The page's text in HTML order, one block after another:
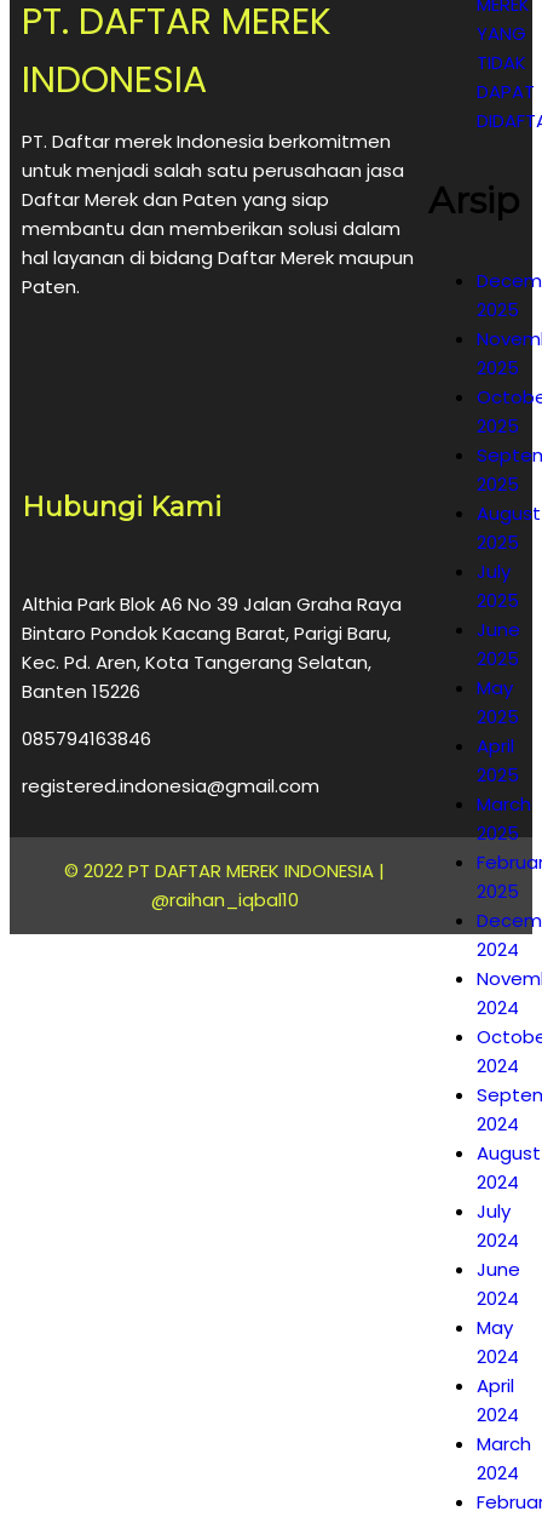
YANG
TIDAK
DAPAT
Arsip
2025
2025
2025
2025
August
2025
July
2025
June
2025
May
2025
April
2025
March
2025
2025
2024
2024
2024
2024
August
2024
July
2024
June
2024
May
2024
April
2024
March
2024
PT. DAFTAR MEREK
INDONESIA
PT. Daftar merek Indonesia berkomitmen
untuk menjadi salah satu perusahaan jasa
Daftar Merek dan Paten yang siap
membantu dan memberikan solusi dalam
hal layanan di bidang Daftar Merek maupun
Paten.
Hubungi Kami
Althia Park Blok A6 No 39 Jalan Graha Raya
Bintaro Pondok Kacang Barat, Parigi Baru,
Kec. Pd. Aren, Kota Tangerang Selatan,
Banten 15226
085794163846
registered.indonesia@gmail.com
© 2022 PT DAFTAR MEREK INDONESIA |
@raihan_iqbal10